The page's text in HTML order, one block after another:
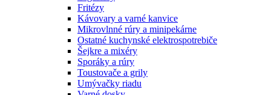
Fritézy
Kávovary a varné kanvice
Mikrovlnné rúry a minipekárne
Ostatné kuchynské elektrospotrebiče
Šejkre a mixéry
Sporáky a rúry
Toustovače a grily
Umývačky riadu